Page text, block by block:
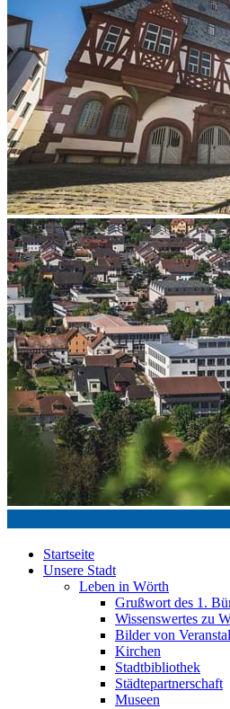
Startseite
Unsere Stadt
Leben in Wörth
Grußwort des 1.
Wissenswertes zu
Bilder von
Kirchen
Stadtbibliothek
Städtepartnerschaft
Museen